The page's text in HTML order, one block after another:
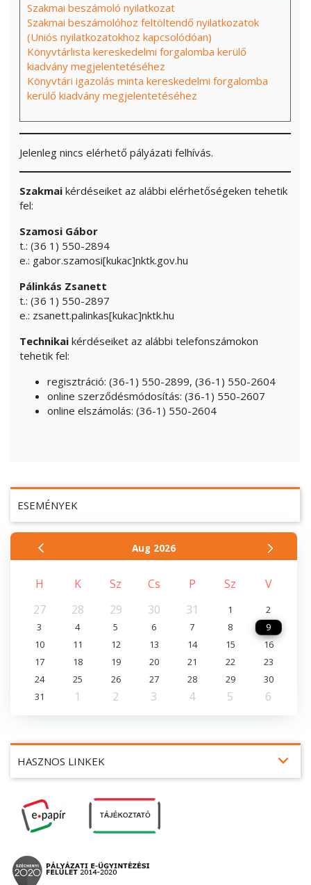
HASZNOS LINKEK expand_more
ESEMÉNYEK
Aug 2026
H K Sz Cs P Sz
V
27
28 29 30 31 1
2
3
4 5 6 7 8
9
10
11 12 13 14 15
16
17
18 19 20 21 22
23
24
25 26 27 28 29
30
31
1 2 3 4 5 6
Szakmai beszámoló nyilatkozat
Szakmai beszámolóhoz feltöltendő nyilatkozatok
(Uniós nyilatkozatokhoz kapcsolódóan)
Könyvtárlista kereskedelmi forgalomba kerülő
kiadvány megjelentetéséhez
Könyvtári igazolás minta kereskedelmi forgalomba
kerülő kiadvány megjelentetéséhez
Jelenleg nincs elérhető pályázati felhívás.
Szakmai kérdéseiket az alábbi elérhetőségeken tehetik
fel:
Szamosi Gábor
t.: (36 1) 550-2894
e.: gabor.szamosi[kukac]nktk.gov.hu
Pálinkás Zsanett
t.: (36 1) 550-2897
e.: zsanett.palinkas[kukac]nktk.hu
Technikai kérdéseiket az alábbi telefonszámokon
tehetik fel:
regisztráció: (36-1) 550-2899, (36-1) 550-2604
online szerződésmódosítás: (36-1) 550-2607
online elszámolás: (36-1) 550-2604